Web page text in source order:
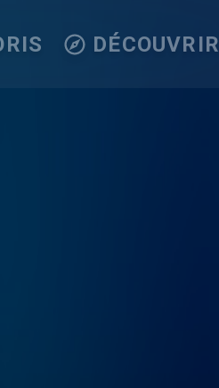
DÉCOUVRIR